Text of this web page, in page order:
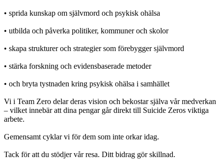
• sprida kunskap om självmord och psykisk ohälsa
• utbilda och påverka politiker, kommuner och skolor
• skapa strukturer och strategier som förebygger självmord
• stärka forskning och evidensbaserade metoder
• och bryta tystnaden kring psykisk ohälsa i samhället
Vi i Team Zero delar deras vision och bekostar själva vår medverkan
– vilket innebär att dina pengar går direkt till Suicide Zeros viktiga
arbete.
Gemensamt cyklar vi för dem som inte orkar idag.
Tack för att du stödjer vår resa. Ditt bidrag gör skillnad.